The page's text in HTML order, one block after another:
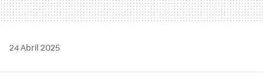
24 Abril 2025